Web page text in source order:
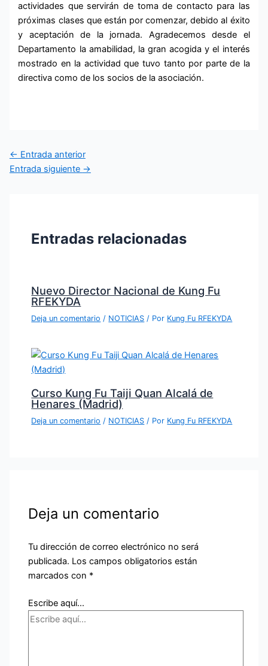
actividades que servirán de toma de contacto para las
próximas clases que están por comenzar, debido al éxito
y aceptación de la jornada. Agradecemos desde el
Departamento la amabilidad, la gran acogida y el interés
mostrado en la actividad que tuvo tanto por parte de la
directiva como de los socios de la asociación.
← Entrada anterior
Entrada siguiente →
Entradas relacionadas
Nuevo Director Nacional de Kung Fu
RFEKYDA
Deja un comentario / NOTICIAS / Por Kung Fu RFEKYDA
Curso Kung Fu Taiji Quan Alcalá de
Henares (Madrid)
Deja un comentario / NOTICIAS / Por Kung Fu RFEKYDA
Deja un comentario
Tu dirección de correo electrónico no será
publicada. Los campos obligatorios están
marcados con *
Escribe aquí...